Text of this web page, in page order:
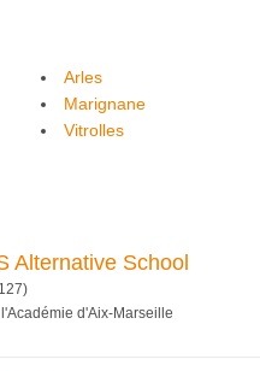
Arles
Marignane
Vitrolles
Alternative School
d'Aix-Marseille